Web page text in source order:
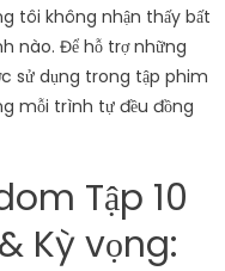
tôi không nhận thấy bất
nào. Để hỗ trợ những
sử dụng trong tập phim
mỗi trình tự đều đồng
Tập 10
Kỳ vọng: